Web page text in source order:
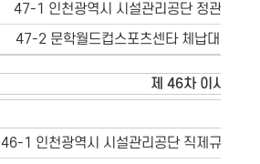
47-1 인천광역시 시설관리공단 정관 일부
47-2 문학월드컵스포츠센타 체납대부료
제 46차 이사회 -
46-1 인천광역시 시설관리공단 직제규정 일